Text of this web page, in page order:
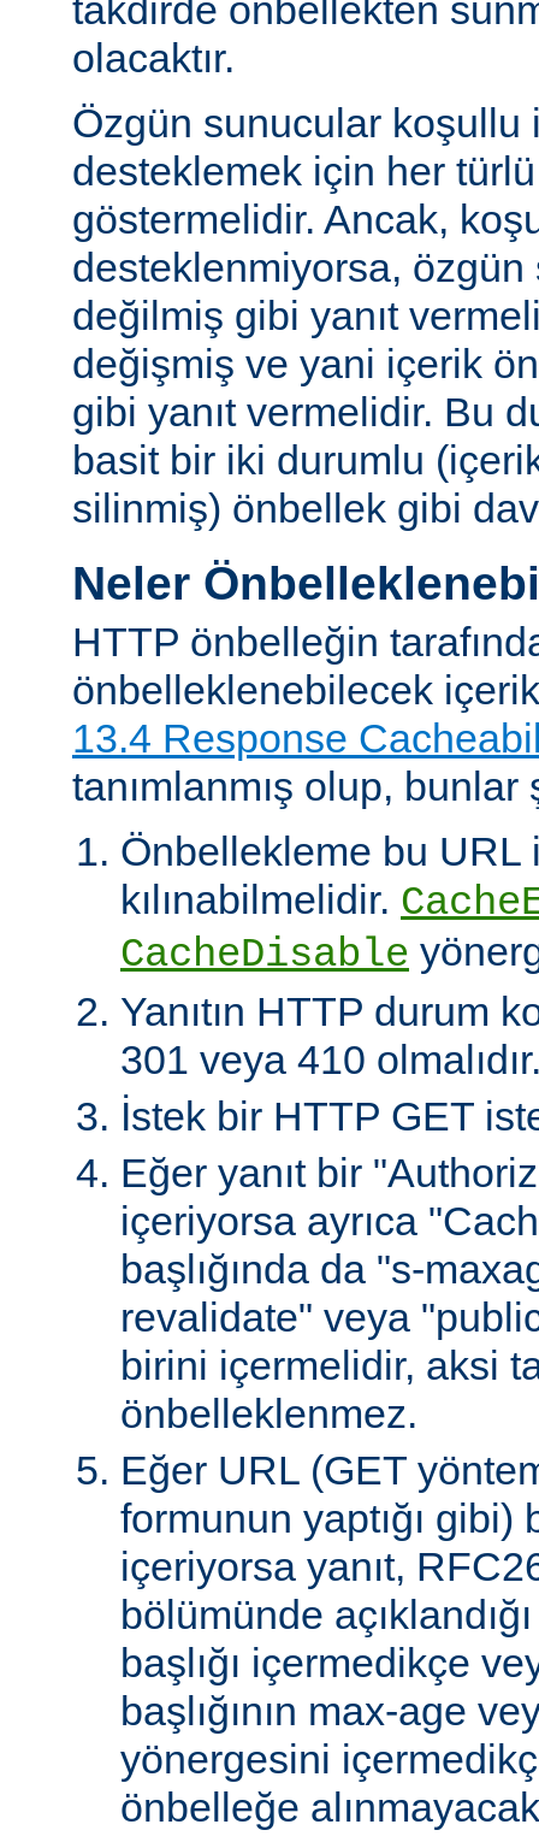
takdirde önbellekten
olacaktır.
Özgün sunucular koşullu
desteklemek için her türlü
göstermelidir. Ancak,
desteklenmiyorsa,
değilmiş gibi yanıt
değişmiş ve yani içerik
gibi yanıt vermelidir. Bu
basit bir iki durumlu
silinmiş) önbellek gibi
Neler
HTTP önbelleğin
önbelleklenebilecek
13.4 Response
tanımlanmış olup,
Önbellekleme bu URL
kılınabilmelidir.
CacheDisable
Yanıtın HTTP durum
301 veya 410
İstek bir HTTP GET
Eğer yanıt bir
içeriyorsa ayrıca
başlığında da "s-
revalidate" veya
birini içermelidir, aksi
önbelleklenmez.
Eğer URL (GET
formunun yaptığı
içeriyorsa yanıt,
bölümünde
başlığı içermedikçe
başlığının max-age
yönergesini
önbelleğe